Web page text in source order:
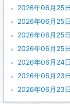
2026年06月25日
2026年06月25日
2026年06月25日
2026年06月25日_
2026年06月24日
2026年06月23日_
2026年06月23日_